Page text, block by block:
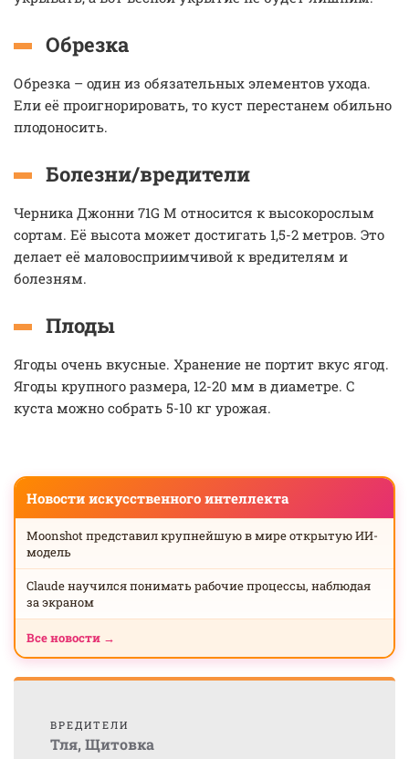
Обрезка
Обрезка – один из обязательных элементов ухода.
Ели её проигнорировать, то куст перестанем обильно
плодоносить.
Болезни/вредители
Черника Джонни 71G М относится к высокорослым
сортам. Её высота может достигать 1,5-2 метров. Это
делает её маловосприимчивой к вредителям и
болезням.
Плоды
Ягоды очень вкусные. Хранение не портит вкус ягод.
Ягоды крупного размера, 12-20 мм в диаметре. С
куста можно собрать 5-10 кг урожая.
Новости искусственного интеллекта
Moonshot представил крупнейшую в мире открытую ИИ-
модель
Claude научился понимать рабочие процессы, наблюдая
за экраном
Все новости →
ВРЕДИТЕЛИ
Тля, Щитовка